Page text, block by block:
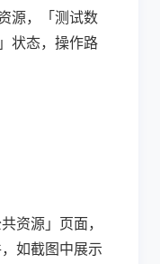
源，「测试数
状态，操作路
资源」页面，
如截图中展示